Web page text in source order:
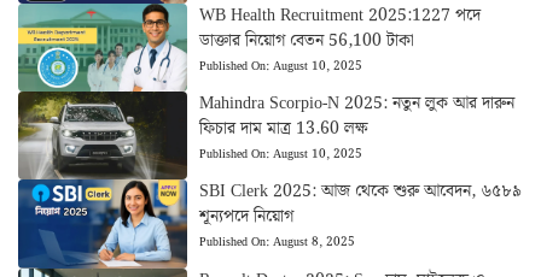
WB Health Recruitment 2025:1227 পদে
ডাক্তার নিয়োগ বেতন 56,100 টাকা
Published On:August 10, 2025
Mahindra Scorpio-N 2025: নতুন লুক আর দারুন
ফিচার দাম মাত্র 13.60 লক্ষ
Published On:August 10, 2025
SBI Clerk 2025: আজ থেকে শুরু আবেদন, ৬৫৮৯
শূন্যপদে নিয়োগ
Published On:August 8, 2025